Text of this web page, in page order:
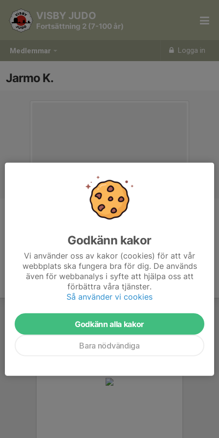
Medlemmar Logga in
VISBY JUDO
Fortsättning 2 (7-100 år)
Jarmo K.
Tränare
Godkänn kakor
Vi använder oss av kakor (cookies) för att vår
webbplats ska fungera bra för dig. De används
även för webbanalys i syfte att hjälpa oss att
förbättra våra tjänster.
Så använder vi cookies
Godkänn alla kakor
Bara nödvändiga